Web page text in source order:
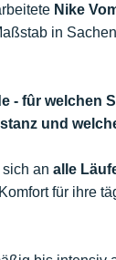
Nike
in Sachen
- fûr welchen
und
an alle
für ihre